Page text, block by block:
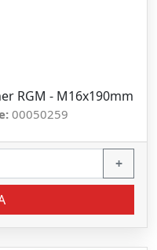
RGM - M16x190mm
00050259
+